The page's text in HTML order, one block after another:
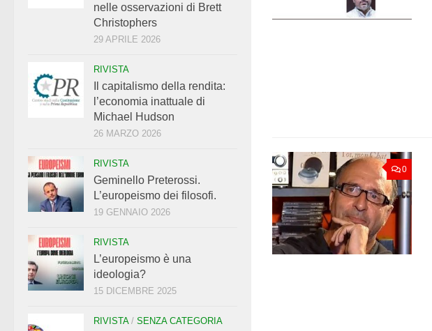
0
nelle osservazioni di Brett
Christophers
29 APRILE 2026
RIVISTA
Il capitalismo della rendita:
l’economia inattuale di
Michael Hudson
26 MARZO 2026
RIVISTA
Geminello Preterossi.
L’europeismo dei filosofi.
19 GENNAIO 2026
RIVISTA
L’europeismo è una
ideologia?
15 DICEMBRE 2025
RIVISTA/ SENZA CATEGORIA